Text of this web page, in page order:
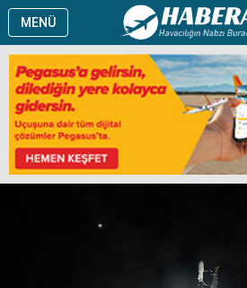
MENÜ